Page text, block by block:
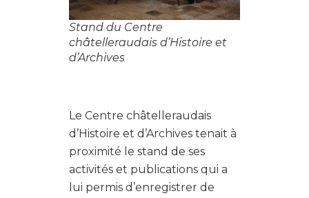
Stand du Centre
châtelleraudais d’Histoire et
d’Archives
Le Centre châtelleraudais
d’Histoire et d’Archives tenait à
proximité le stand de ses
activités et publications qui a
lui permis d’enregistrer de